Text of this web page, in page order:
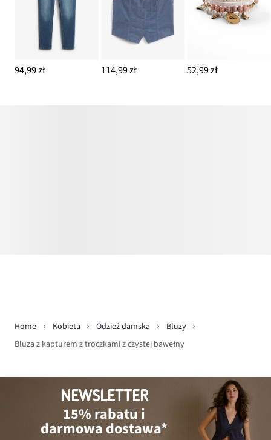
94,99 zł 114,99 zł 52,99 zł
Home Kobieta Odzież damska
Bluzy
Bluza z kapturem z troczkami z czystej bawełny
NEWSLETTER
15% rabatu i
darmowa dostawa*